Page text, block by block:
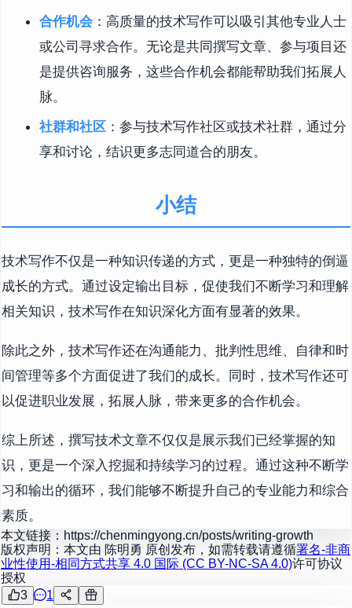
合作机会：高质量的技术写作可以吸引其他专业人士
或公司寻求合作。无论是共同撰写文章、参与项目还
是提供咨询服务，这些合作机会都能帮助我们拓展人
脉。
社群和社区：参与技术写作社区或技术社群，通过分
享和讨论，结识更多志同道合的朋友。
小结
技术写作不仅是一种知识传递的方式，更是一种独特的倒逼
成长的方式。通过设定输出目标，促使我们不断学习和理解
相关知识，技术写作在知识深化方面有显著的效果。
除此之外，技术写作还在沟通能力、批判性思维、自律和时
间管理等多个方面促进了我们的成长。同时，技术写作还可
以促进职业发展，拓展人脉，带来更多的合作机会。
综上所述，撰写技术文章不仅仅是展示我们已经掌握的知
识，更是一个深入挖掘和持续学习的过程。通过这种不断学
习和输出的循环，我们能够不断提升自己的专业能力和综合
素质。
本文链接： https://chenmingyong.cn/posts/writing-growth
版权声明：本文由 陈明勇 原创发布，如需转载请遵循署名-非商
业性使用-相同方式共享 4.0 国际 (CC BY-NC-SA 4.0)许可协议
授权
3
1